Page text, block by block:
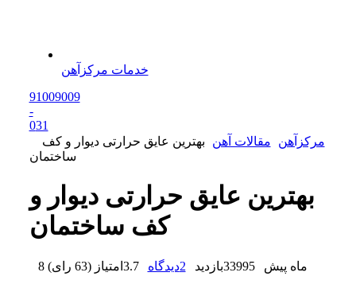
خدمات مرکزآهن
91009009
-
031
مرکزآهن
مقالات آهن
بهترین عایق حرارتی دیوار و کف
ساختمان
بهترین عایق حرارتی دیوار و
کف ساختمان
8 ماه پیش 33995بازدید 2دیدگاه 3.7 امتیاز (63 رای )